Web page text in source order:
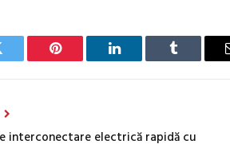
Pinterest LinkedIn Tumblr
interconectare electrică rapidă cu